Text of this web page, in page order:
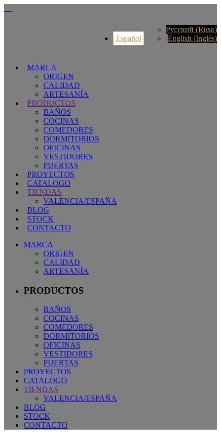
Español
Русский (Ruso)
English (Inglés)
MARCA
ORIGEN
CALIDAD
ARTESANÍA
PRODUCTOS
BAÑOS
COCINAS
COMEDORES
DORMITORIOS
OFICINAS
VESTIDORES
PUERTAS
PROYECTOS
CATALOGO
TIENDAS
VALENCIA/ESPAÑA
BLOG
STOCK
CONTACTO
MARCA
ORIGEN
CALIDAD
ARTESANÍA
PRODUCTOS
BAÑOS
COCINAS
COMEDORES
DORMITORIOS
OFICINAS
VESTIDORES
PUERTAS
PROYECTOS
CATALOGO
TIENDAS
VALENCIA/ESPAÑA
BLOG
STOCK
CONTACTO